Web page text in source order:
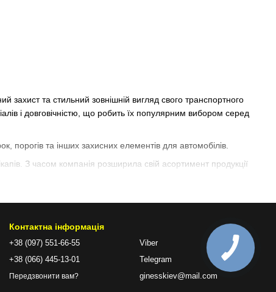
захист та стильний зовнішній вигляд свого транспортного
і довговічністю, що робить їх популярним вибором серед
порогів та інших захисних елементів для автомобілів.
З часом компанія розширила свій асортимент продукції
автомобіля. Від бризковиків та колісних арок до порогів та
Контактна інформація
+38 (097) 551-66-55
+38 (066) 445-13-01
Передзвонити вам?
Viber
Telegram
ginesskiev@mail.com